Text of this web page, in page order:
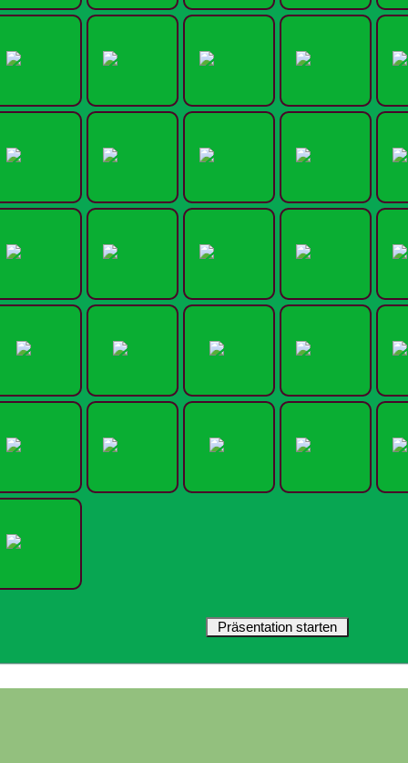
Präsentation starten